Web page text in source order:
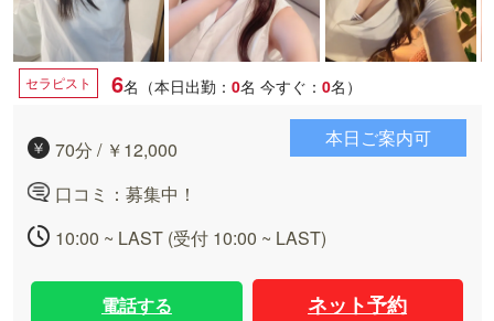
セラピスト 6名（本日出勤： 0名 今すぐ： 0名）
70分 / ￥12,000
口コミ：募集中！
10:00 ~ LAST (受付 10:00 ~ LAST)
本日ご案内可
電話する ネット予約